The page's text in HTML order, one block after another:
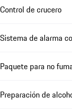
Control de crucero
Sistema de alarma
Paquete para no
Preparación de